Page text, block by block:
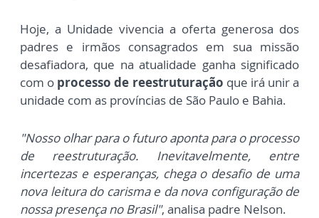
Hoje, a Unidade vivencia a oferta generosa dos
padres e irmãos consagrados em sua missão
desafiadora, que na atualidade ganha significado
com o processo de reestruturação que irá unir a
unidade com as províncias de São Paulo e Bahia.
"Nosso olhar para o futuro aponta para o processo
de reestruturação. Inevitavelmente, entre
incertezas e esperanças, chega o desafio de uma
nova leitura do carisma e da nova configuração de
nossa presença no Brasil", analisa padre Nelson.